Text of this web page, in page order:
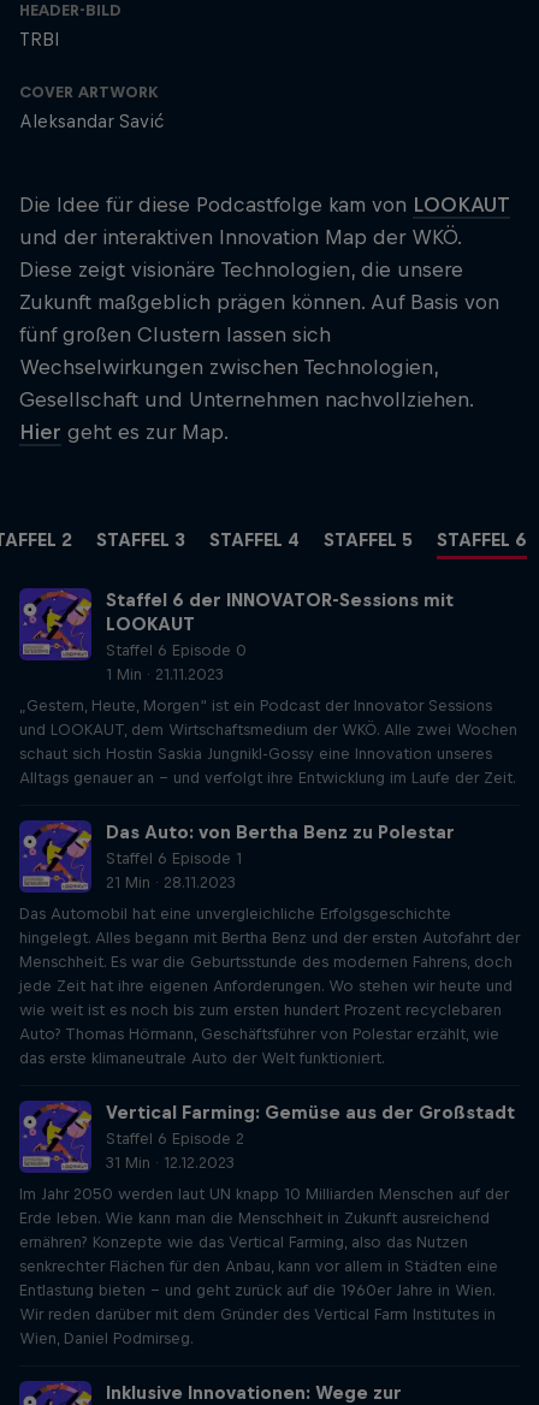
HEADER-BILD
TRBI
COVER ARTWORK
Aleksandar Savić
Die Idee für diese Podcastfolge kam von LOOKAUT
und der interaktiven Innovation Map der WKÖ.
Diese zeigt visionäre Technologien, die unsere
Zukunft maßgeblich prägen können. Auf Basis von
fünf großen Clustern lassen sich
Wechselwirkungen zwischen Technologien,
Gesellschaft und Unternehmen nachvollziehen.
Hier geht es zur Map.
2 STAFFEL 3 STAFFEL 4 STAFFEL 5 STAFFEL 6
Staffel 6 der INNOVATOR-Sessions mit
LOOKAUT
Staffel 6 Episode 0
1 Min · 21.11.2023
„Gestern, Heute, Morgen“ ist ein Podcast der Innovator Sessions
und LOOKAUT, dem Wirtschaftsmedium der WKÖ. Alle zwei Wochen
schaut sich Hostin Saskia Jungnikl-Gossy eine Innovation unseres
Alltags genauer an – und verfolgt ihre Entwicklung im Laufe der Zeit.
Das Auto: von Bertha Benz zu Polestar
Staffel 6 Episode 1
21 Min · 28.11.2023
Das Automobil hat eine unvergleichliche Erfolgsgeschichte
hingelegt. Alles begann mit Bertha Benz und der ersten Autofahrt der
Menschheit. Es war die Geburtsstunde des modernen Fahrens, doch
jede Zeit hat ihre eigenen Anforderungen. Wo stehen wir heute und
wie weit ist es noch bis zum ersten hundert Prozent recyclebaren
Auto? Thomas Hörmann, Geschäftsführer von Polestar erzählt, wie
das erste klimaneutrale Auto der Welt funktioniert.
Vertical Farming: Gemüse aus der Großstadt
Staffel 6 Episode 2
31 Min · 12.12.2023
Im Jahr 2050 werden laut UN knapp 10 Milliarden Menschen auf der
Erde leben. Wie kann man die Menschheit in Zukunft ausreichend
ernähren? Konzepte wie das Vertical Farming, also das Nutzen
senkrechter Flächen für den Anbau, kann vor allem in Städten eine
Entlastung bieten – und geht zurück auf die 1960er Jahre in Wien.
Wir reden darüber mit dem Gründer des Vertical Farm Institutes in
Wien, Daniel Podmirseg.
Inklusive Innovationen: Wege zur